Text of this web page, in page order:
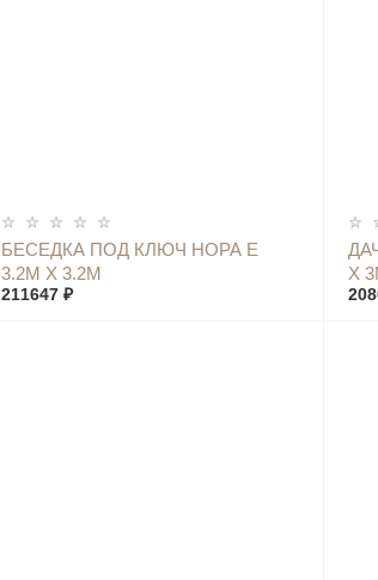
БЕСЕДКА ПОД КЛЮЧ НОРА Е
3.2М Х 3.2М
211647 ₽
КУПИТЬ
X